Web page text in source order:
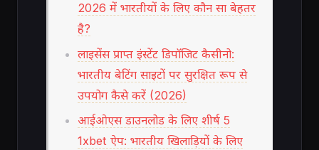
2026 में भारतीयों के लिए कौन सा बेहतर
है?
लाइसेंस प्राप्त इंस्टेंट डिपॉजिट कैसीनो:
भारतीय बेटिंग साइटों पर सुरक्षित रूप से
उपयोग कैसे करें (2026)
आईओएस डाउनलोड के लिए शीर्ष 5
1xbet ऐप: भारतीय खिलाड़ियों के लिए